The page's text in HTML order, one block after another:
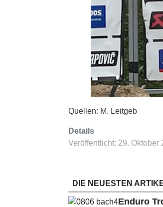
Quellen: M. Leitgeb
Details
Veröffentlicht: 29. Oktober
DIE NEUESTEN
Enduro